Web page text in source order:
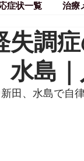
症状一覧 治療
失調
水島
田、水島で自